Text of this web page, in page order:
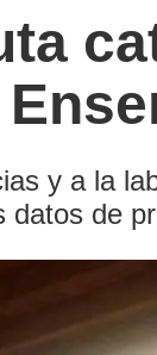
y a la
datos de